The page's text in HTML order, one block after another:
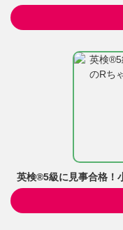
英検®5級に見事合格